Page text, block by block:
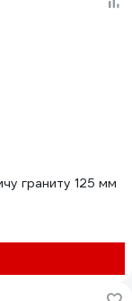
граниту 125 мм